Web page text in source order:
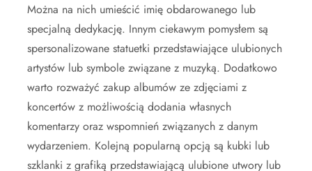
Można na nich umieścić imię obdarowanego lub
specjalną dedykację. Innym ciekawym pomysłem są
spersonalizowane statuetki przedstawiające ulubionych
artystów lub symbole związane z muzyką. Dodatkowo
warto rozważyć zakup albumów ze zdjęciami z
koncertów z możliwością dodania własnych
komentarzy oraz wspomnień związanych z danym
wydarzeniem. Kolejną popularną opcją są kubki lub
szklanki z grafiką przedstawiającą ulubione utwory lub